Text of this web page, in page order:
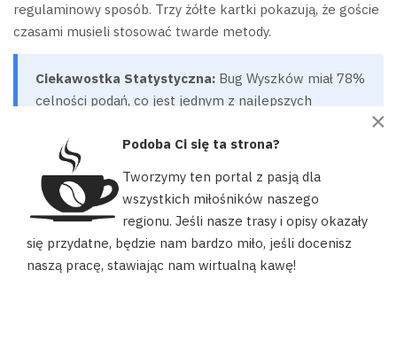
regulaminowy sposób. Trzy żółte kartki pokazują, że goście
czasami musieli stosować twarde metody.
Ciekawostka Statystyczna: Bug Wyszków miał 78%
celności podań, co jest jednym z najlepszych
na dobrą technikę i zgranie zespołu.
Przewaga w posiadaniu piłki przekładała się na większą
liczbę sytuacji bramkowych. Bug oddał prawie dwa razy
więcej strzałów celnych. Skuteczność w końcowej fazie
akcji była kluczem do sukcesu.
Nasz portal używa plików cookies, aby ułatwić Ci korzystanie z
naszych zasobów, dopasować treści do Twoich potrzeb oraz w
celach statystycznych. Możesz określić warunki przechowywania
×
Podoba Ci się ta strona?
Tworzymy ten portal z pasją dla
wszystkich miłośników naszego
regionu. Jeśli nasze trasy i opisy okazały
się przydatne, będzie nam bardzo miło, jeśli docenisz
naszą pracę, stawiając nam wirtualną kawę!